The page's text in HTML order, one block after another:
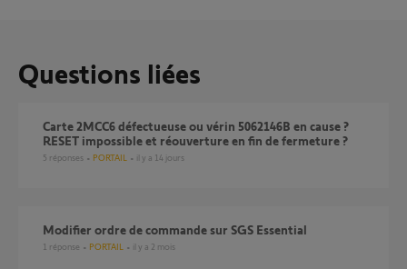
Questions liées
Carte 2MCC6 défectueuse ou vérin 5062146B en cause ?
RESET impossible et réouverture en fin de fermeture ?
5 réponses PORTAIL il y a 14 jours
Modifier ordre de commande sur SGS Essential
1 réponse PORTAIL il y a 2 mois